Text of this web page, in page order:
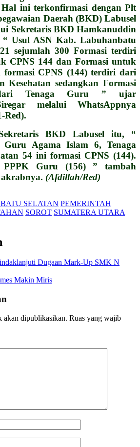
ini terkonfirmasi dengan Plt
Daerah (BKD) Labusel
Sekretaris BKD Hamkanuddin
Usul ASN Kab. Labuhanbatu
sejumlah 300 Formasi terdiri
CPNS 144 dan Formasi untuk
CPNS (144) terdiri dari
Kesehatan sedangkan Formasi
Tenaga Guru ” ujar
melalui WhatsAppnya
Red).
BKD Labusel itu, “
Agama Islam 6, Tenaga
54 ini formasi CPNS (144).
PPPK Guru (156) ” tambah
(Afdillah/Red)
SELATAN PEMERINTAH
SOROT SUMATERA UTARA
Dugaan Mark-Up SMK N
Makin Miris
akan dipublikasikan. Ruas yang wajib